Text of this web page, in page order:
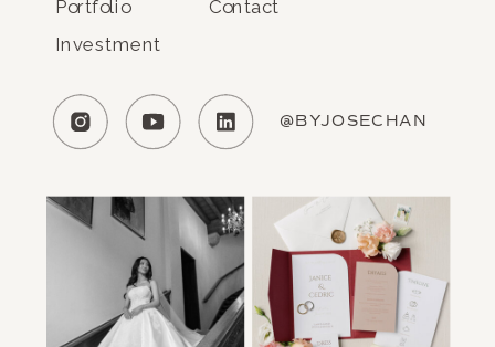
Portfolio
Investment
@BYJOSECHAN
Contact